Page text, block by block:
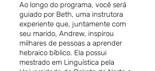
Ao longo do programa, você será
guiado por Beth, uma instrutora
experiente que, juntamente com
seu marido, Andrew, inspirou
milhares de pessoas a aprender
hebraico bíblico. Ela possui
mestrado em Linguística pela